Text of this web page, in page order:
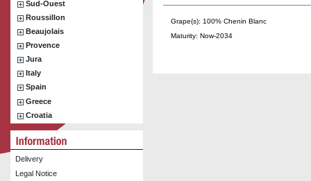
Sud-Ouest
Roussillon
Beaujolais
Provence
Jura
Italy
Spain
Greece
Croatia
Delivery
Legal Notice
Grape(s): 100% Chenin Blanc
Maturity: Now-2034